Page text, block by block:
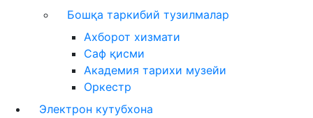
Бошқа таркибий тузилмалар
Ахборот хизмати
Саф қисми
Академия тарихи музейи
Оркестр
Электрон кутубхона